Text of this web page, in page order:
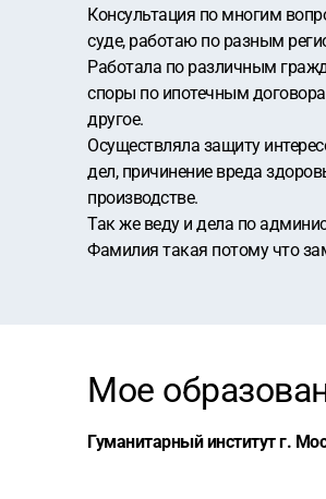
Консультация по многим
суде, работаю по разным
Работала по различным
споры по ипотечным
другое.
Осуществляла защиту
дел, причинение вреда
производстве.
Так же веду и дела по
Фамилия такая потому что
Мое
Гуманитарный институт г.